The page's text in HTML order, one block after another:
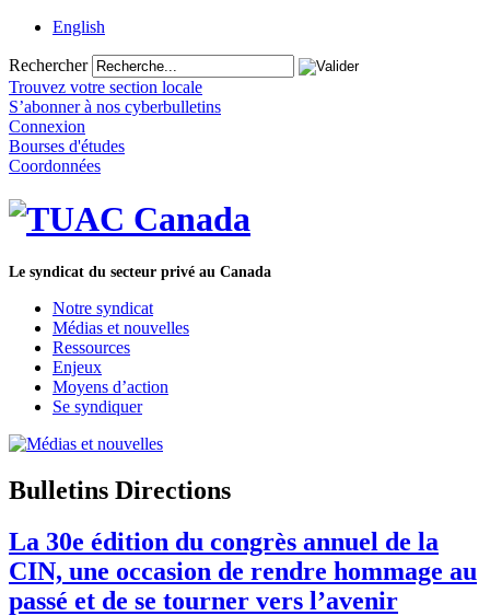
English
Rechercher
Trouvez votre section locale
S’abonner à nos cyberbulletins
Connexion
Bourses d'études
Coordonnées
Le syndicat du secteur privé au Canada
Notre syndicat
Médias et nouvelles
Ressources
Enjeux
Moyens d’action
Se syndiquer
Bulletins Directions
La 30e édition du congrès annuel de la
CIN, une occasion de rendre hommage au
passé et de se tourner vers l’avenir